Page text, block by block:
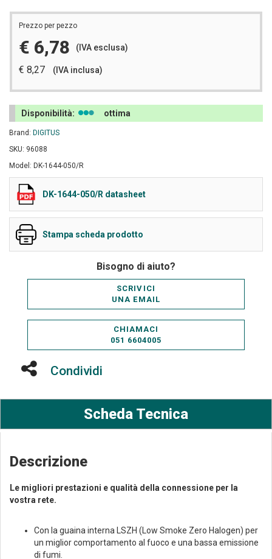
Prezzo per pezzo
€ 6,78 (IVA esclusa)
€ 8,27 (IVA inclusa)
Disponibilità: ottima
Brand: DIGITUS
SKU: 96088
Model: DK-1644-050/R
DK-1644-050/R datasheet
Stampa scheda prodotto
Bisogno di aiuto?
SCRIVICI
UNA EMAIL
CHIAMACI
051 6604005
Condividi
Scheda Tecnica
Descrizione
Le migliori prestazioni e qualità della connessione per la
vostra rete.
Con la guaina interna LSZH (Low Smoke Zero Halogen) per
un miglior comportamento al fuoco e una bassa emissione
di fumi.